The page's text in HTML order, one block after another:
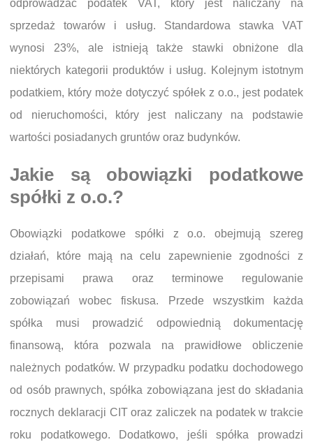
odprowadzać podatek VAT, który jest naliczany na
sprzedaż towarów i usług. Standardowa stawka VAT
wynosi 23%, ale istnieją także stawki obniżone dla
niektórych kategorii produktów i usług. Kolejnym istotnym
podatkiem, który może dotyczyć spółek z o.o., jest podatek
od nieruchomości, który jest naliczany na podstawie
wartości posiadanych gruntów oraz budynków.
Jakie są obowiązki podatkowe
spółki z o.o.?
Obowiązki podatkowe spółki z o.o. obejmują szereg
działań, które mają na celu zapewnienie zgodności z
przepisami prawa oraz terminowe regulowanie
zobowiązań wobec fiskusa. Przede wszystkim każda
spółka musi prowadzić odpowiednią dokumentację
finansową, która pozwala na prawidłowe obliczenie
należnych podatków. W przypadku podatku dochodowego
od osób prawnych, spółka zobowiązana jest do składania
rocznych deklaracji CIT oraz zaliczek na podatek w trakcie
roku podatkowego. Dodatkowo, jeśli spółka prowadzi